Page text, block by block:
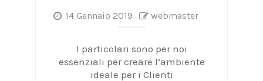
14 Gennaio 2019 webmaster
I particolari sono per noi
essenziali per creare l’ambiente
ideale per i Clienti